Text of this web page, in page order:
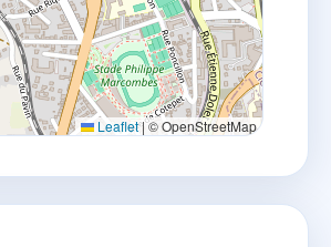
Leaflet|© OpenStreetMap